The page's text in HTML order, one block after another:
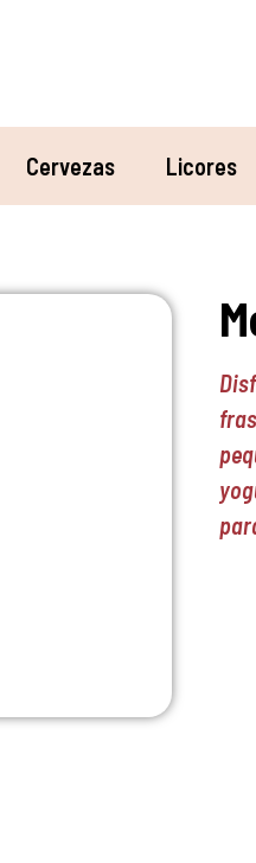
Cervezas Licores